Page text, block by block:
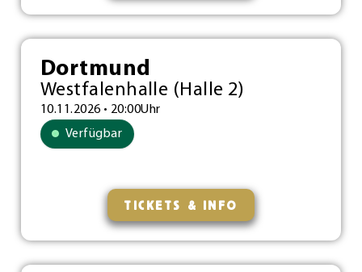
Dortmund
Westfalenhalle (Halle 2)
10.11.2026 • 20:00Uhr
Verfügbar
TICKETS & INFO